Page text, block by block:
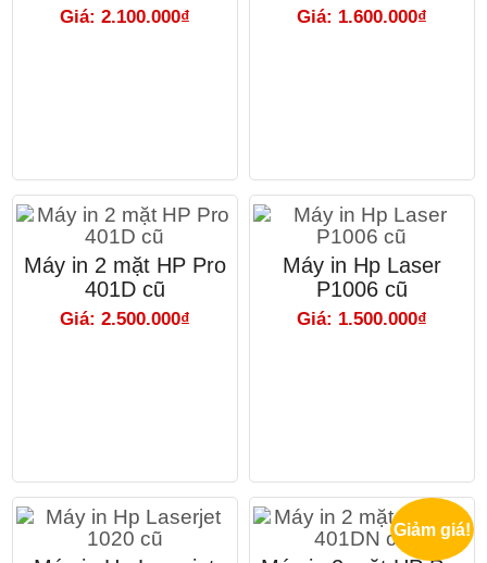
Giá: 2.100.000₫ Giá: 1.600.000₫
Máy in 2 mặt HP Pro
401D cũ
Giá: 2.500.000₫
Máy in Hp Laser
P1006 cũ
Giá: 1.500.000₫
Giảm giá!